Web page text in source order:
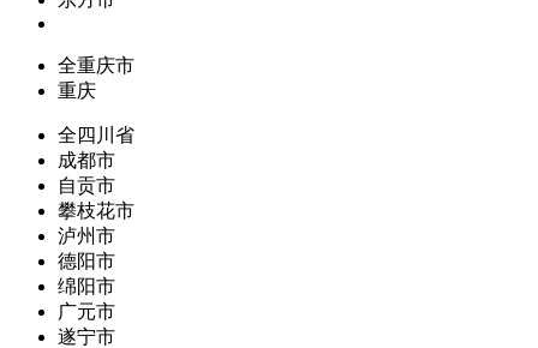
全重庆市
重庆
全四川省
成都市
自贡市
攀枝花市
泸州市
德阳市
绵阳市
广元市
遂宁市